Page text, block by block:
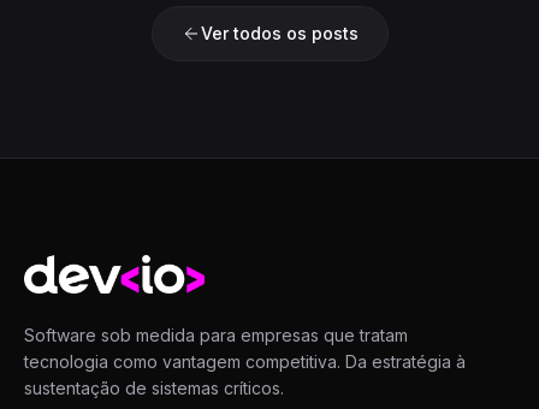
Ver todos os posts
Devio
Software sob medida para empresas que tratam
tecnologia como vantagem competitiva. Da estratégia à
sustentação de sistemas críticos.